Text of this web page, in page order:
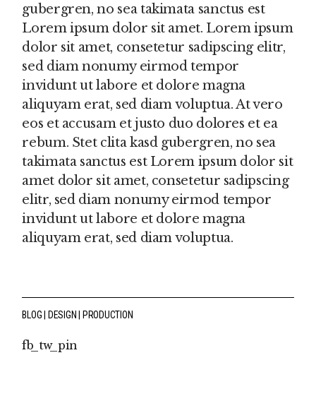
gubergren, no sea takimata sanctus est
Lorem ipsum dolor sit amet. Lorem ipsum
dolor sit amet, consetetur sadipscing elitr,
sed diam nonumy eirmod tempor
invidunt ut labore et dolore magna
aliquyam erat, sed diam voluptua. At vero
eos et accusam et justo duo dolores et ea
rebum. Stet clita kasd gubergren, no sea
takimata sanctus est Lorem ipsum dolor sit
amet dolor sit amet, consetetur sadipscing
elitr, sed diam nonumy eirmod tempor
invidunt ut labore et dolore magna
aliquyam erat, sed diam voluptua.
BLOG DESIGN PRODUCTION
fb tw pin